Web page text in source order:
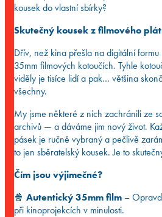
kousek do vlastní sbírky?
Skutečný kousek z filmového
Dřív, než kina přešla na digitální
35mm filmových kotoučích. Tyhle
viděly je tisíce lidí a pak… většina
všechny.
My jsme některé z nich zachránili ze
archivů — a dáváme jim nový život.
pásek je ručně vybraný a pečlivě
to jen sběratelský kousek. Je to
Čím jsou výjimečné?
🍿 Autentický 35mm film –
při kinoprojekcích v minulosti.